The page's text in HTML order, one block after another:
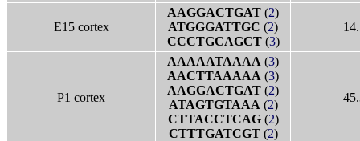
E15 cortex
AAGGACTGAT (2)
ATGGGATTGC (2)
CCCTGCAGCT(3)
P1 cortex
AAAAATAAAA (3)
AACTTAAAAA (3)
AAGGACTGAT (2)
ATAGTGTAAA (2)
CTTACCTCAG(2)
CTTTGATCGT(2)